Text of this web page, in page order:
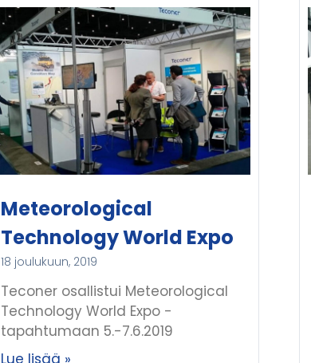
Meteorological
Technology World Expo
18 joulukuun, 2019
Teconer osallistui Meteorological
Technology World Expo -
tapahtumaan 5.-7.6.2019
Lue lisää »